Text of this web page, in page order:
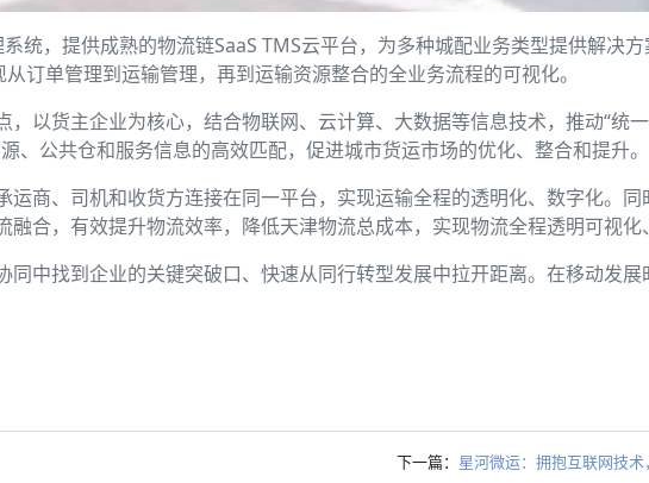
统，提供成熟的物流链SaaS TMS云平台，为多种城配业务类型提供解决
订单管理到运输管理，再到运输资源整合的全业务流程的可视化。
以货主企业为核心，结合物联网、云计算、大数据等信息技术，推动“统
、公共仓和服务信息的高效匹配，促进城市货运市场的优化、整合和提升。
商、司机和收货方连接在同一平台，实现运输全程的透明化、数字化。同
合，有效提升物流效率，降低天津物流总成本，实现物流全程透明可视化
中找到企业的关键突破口、快速从同行转型发展中拉开距离。在移动发
下一篇： 星河微运：拥抱互联网技